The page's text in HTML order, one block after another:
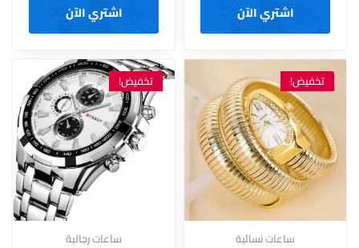
اشتري الآن
اشتري الآن
تخفيض!
ساعات نسائية
تخفيض!
ساعات رجالية